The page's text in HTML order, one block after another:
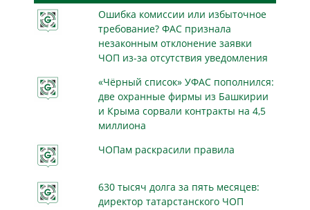
Ошибка комиссии или избыточное
требование? ФАС признала
незаконным отклонение заявки
ЧОП из-за отсутствия уведомления
«Чёрный список» УФАС пополнился:
две охранные фирмы из Башкирии
и Крыма сорвали контракты на 4,5
миллиона
ЧОПам раскрасили правила
630 тысяч долга за пять месяцев:
директор татарстанского ЧОП